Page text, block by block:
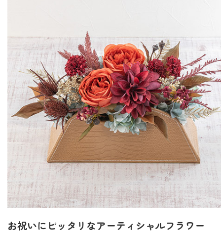
お祝いにピッタリなアーティシャルフラワー